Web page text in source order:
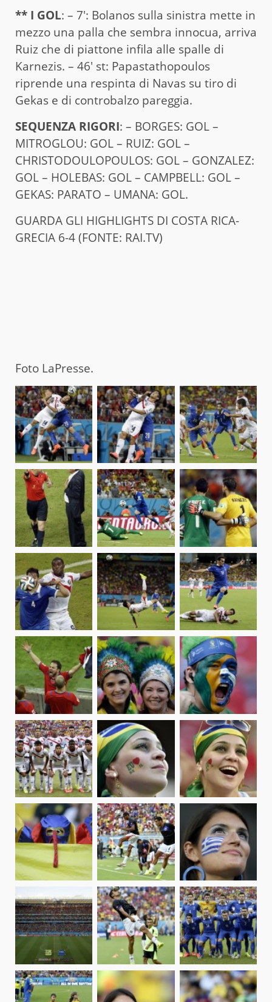
** I GOL: – 7′: Bolanos sulla sinistra mette in
mezzo una palla che sembra innocua, arriva
Ruiz che di piattone infila alle spalle di
Karnezis. – 46′ st: Papastathopoulos
riprende una respinta di Navas su tiro di
Gekas e di controbalzo pareggia.
SEQUENZA RIGORI: – BORGES: GOL –
MITROGLOU: GOL – RUIZ: GOL –
CHRISTODOULOPOULOS: GOL – GONZALEZ:
GOL – HOLEBAS: GOL – CAMPBELL: GOL –
GEKAS: PARATO – UMANA: GOL.
GUARDA GLI HIGHLIGHTS DI COSTA RICA-
GRECIA 6-4 (FONTE: RAI.TV)
Foto LaPresse.